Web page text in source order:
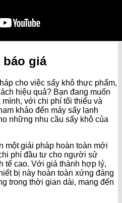
báo giá
cho việc sấy khô thực phẩm,
hiệu quả? Bạn đang muốn
với chi phí tối thiểu và
khảo đến máy sấy lạnh
những nhu cầu sấy khô của
một giải pháp hoàn toàn mới
phí đầu tư cho người sử
tế cao. Với giá thành hợp lý,
bị này hoàn toàn xứng đáng
trong thời gian dài, mang đến